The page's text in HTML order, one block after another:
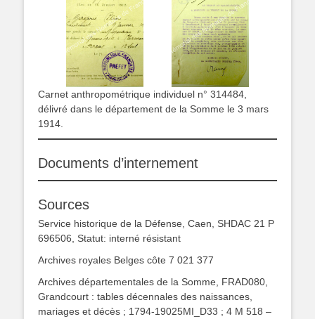
Carnet anthropométrique individuel n° 314484,
délivré dans le département de la Somme le 3 mars
1914.
Documents d’internement
Sources
Service historique de la Défense, Caen, SHDAC 21 P
696506, Statut: interné résistant
Archives royales Belges côte 7 021 377
Archives départementales de la Somme, FRAD080,
Grandcourt : tables décennales des naissances,
mariages et décès ; 1794-19025MI_D33 ; 4 M 518 –